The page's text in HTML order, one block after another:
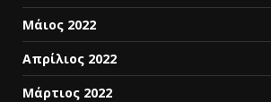
Μάιος 2022
Απρίλιος 2022
Μάρτιος 2022